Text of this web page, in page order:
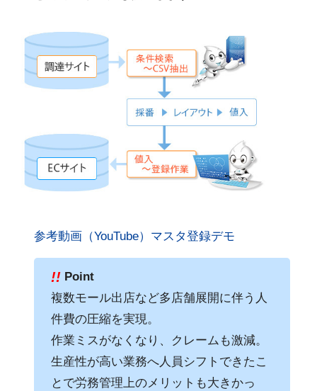
参考動画（YouTube）マスタ登録デモ
!! Point
複数モール出店など多店舗展開に伴う人
件費の圧縮を実現。
作業ミスがなくなり、クレームも激減。
生産性が高い業務へ人員シフトできたこ
とで労務管理上のメリットも大きかっ